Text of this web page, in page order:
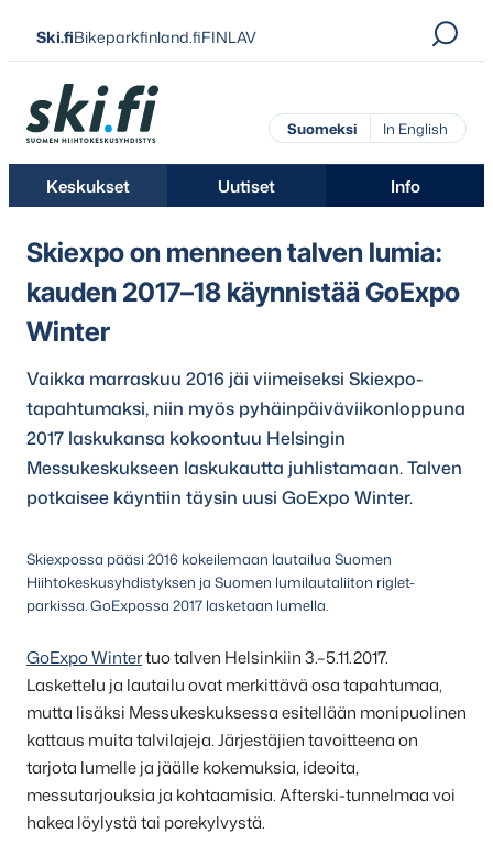
Siirry
suoraan
sisältöön
Ski.fiBikeparkfinland.fiFINLAV
Ski.fi
Suomeksi In English
Keskukset Uutiset Info
Skiexpo on menneen talven lumia:
kauden 2017–18 käynnistää GoExpo
Winter
Vaikka marraskuu 2016 jäi viimeiseksi Skiexpo-
tapahtumaksi, niin myös pyhäinpäiväviikonloppuna
2017 laskukansa kokoontuu Helsingin
Messukeskukseen laskukautta juhlistamaan. Talven
potkaisee käyntiin täysin uusi GoExpo Winter.
Skiexpossa pääsi 2016 kokeilemaan lautailua Suomen
Hiihtokeskusyhdistyksen ja Suomen lumilautaliiton riglet-
parkissa. GoExpossa 2017 lasketaan lumella.
GoExpo Wintertuo talven Helsinkiin 3.–5.11.2017.
Laskettelu ja lautailu ovat merkittävä osa tapahtumaa,
mutta lisäksi Messukeskuksessa esitellään monipuolinen
kattaus muita talvilajeja. Järjestäjien tavoitteena on
tarjota lumelle ja jäälle kokemuksia, ideoita,
messutarjouksia ja kohtaamisia. Afterski-tunnelmaa voi
hakea löylystä tai porekylvystä.